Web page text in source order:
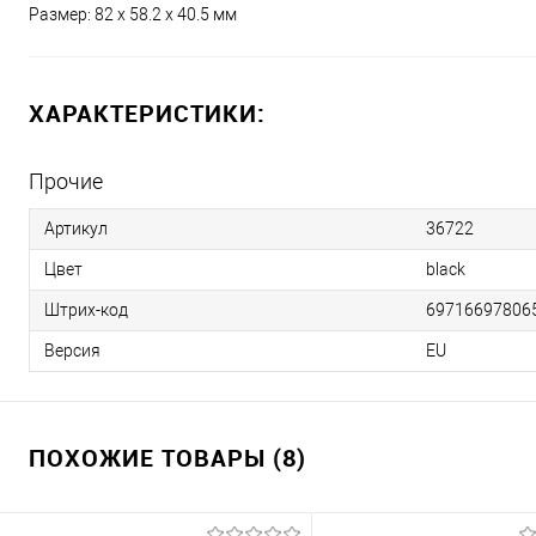
Размер: 82 x 58.2 x 40.5 мм
ХАРАКТЕРИСТИКИ:
Прочие
Артикул 36722
Цвет black
Штрих-код
Версия EU
ПОХОЖИЕ ТОВАРЫ (8)